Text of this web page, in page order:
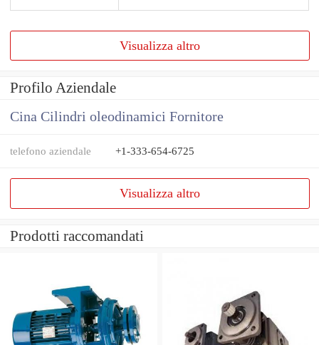
Visualizza altro
Profilo Aziendale
Cina Cilindri oleodinamici Fornitore
telefono aziendale +1-333-654-6725
Visualizza altro
Prodotti raccomandati